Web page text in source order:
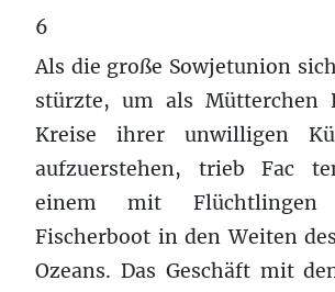
6
Als die große Sowjetunion
stürzte, um als Mütterchen
Kreise ihrer unwilligen
aufzuerstehen, trieb Fac
einem mit Flüchtlingen
Fischerboot in den Weiten
Ozeans. Das Geschäft mit